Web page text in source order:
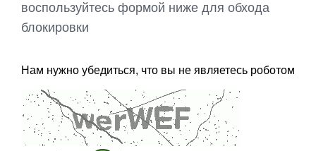
воспользуйтесь формой ниже для обхода
блокировки
Нам нужно убедиться, что вы не являетесь роботом